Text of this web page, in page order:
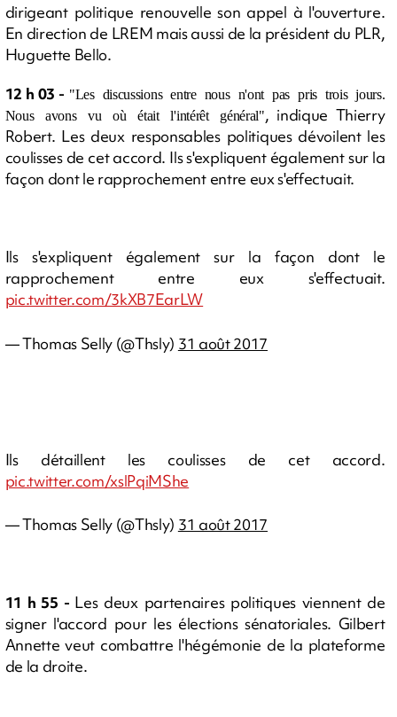
dirigeant politique renouvelle son appel à l'ouverture.
En direction de LREM mais aussi de la président du PLR,
Huguette Bello.
12 h 03 - "Les discussions entre nous n'ont pas pris trois jours.
Nous avons vu où était l'intérêt général", indique Thierry
Robert. Les deux responsables politiques dévoilent les
coulisses de cet accord. Ils s'expliquent également sur la
façon dont le rapprochement entre eux s'effectuait.
Ils s'expliquent également sur la façon dont le
rapprochement entre eux s'effectuait.
pic.twitter.com/3kXB7EarLW
— Thomas Selly (@Thsly) 31 août 2017
Ils détaillent les coulisses de cet accord.
pic.twitter.com/xslPqiMShe
— Thomas Selly (@Thsly) 31 août 2017
11 h 55 - Les deux partenaires politiques viennent de
signer l'accord pour les élections sénatoriales. Gilbert
Annette veut combattre l'hégémonie de la plateforme
de la droite.